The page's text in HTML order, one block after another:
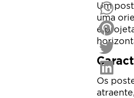
Um
uma
é
Os